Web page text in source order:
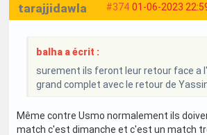
#374 01-06-2023
tarajjidawla
balha a écrit :
surement ils feront leur retour face a
grand complet avec le retour de
Même contre Usmo normalement ils
match c'est dimanche et c'est un match